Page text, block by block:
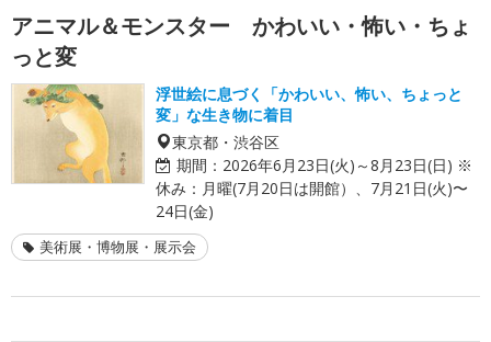
アニマル＆モンスター かわいい・怖い・ちょ
っと変
浮世絵に息づく「かわいい、怖い、ちょっと
変」な生き物に着目
東京都・渋谷区
期間： 2026年6月23日(火)～8月23日(日) ※
休み：月曜(7月20日は開館）、7月21日(火)〜
24日(金)
美術展・博物展・展示会